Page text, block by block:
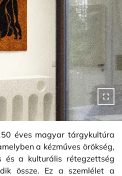
éves magyar tárgykultúra
a kézműves örökség,
és a kulturális rétegzettség
össze. Ez a szemlélet a